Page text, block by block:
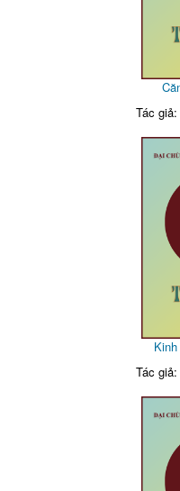
Tác giả:
Tác giả: